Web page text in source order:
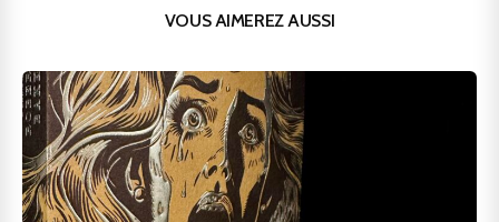
VOUS AIMEREZ AUSSI